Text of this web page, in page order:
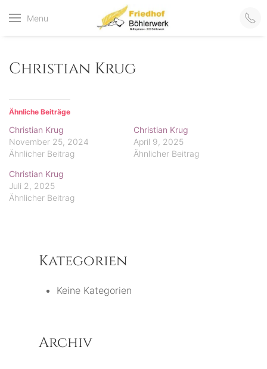
Menu
Friedhof
der virtuelle Friedhof
Christian Krug
Ähnliche Beiträge
Christian Krug
November 25, 2024
Ähnlicher Beitrag
Christian Krug
April 9, 2025
Ähnlicher Beitrag
Christian Krug
Juli 2, 2025
Ähnlicher Beitrag
Kategorien
Keine Kategorien
Archiv